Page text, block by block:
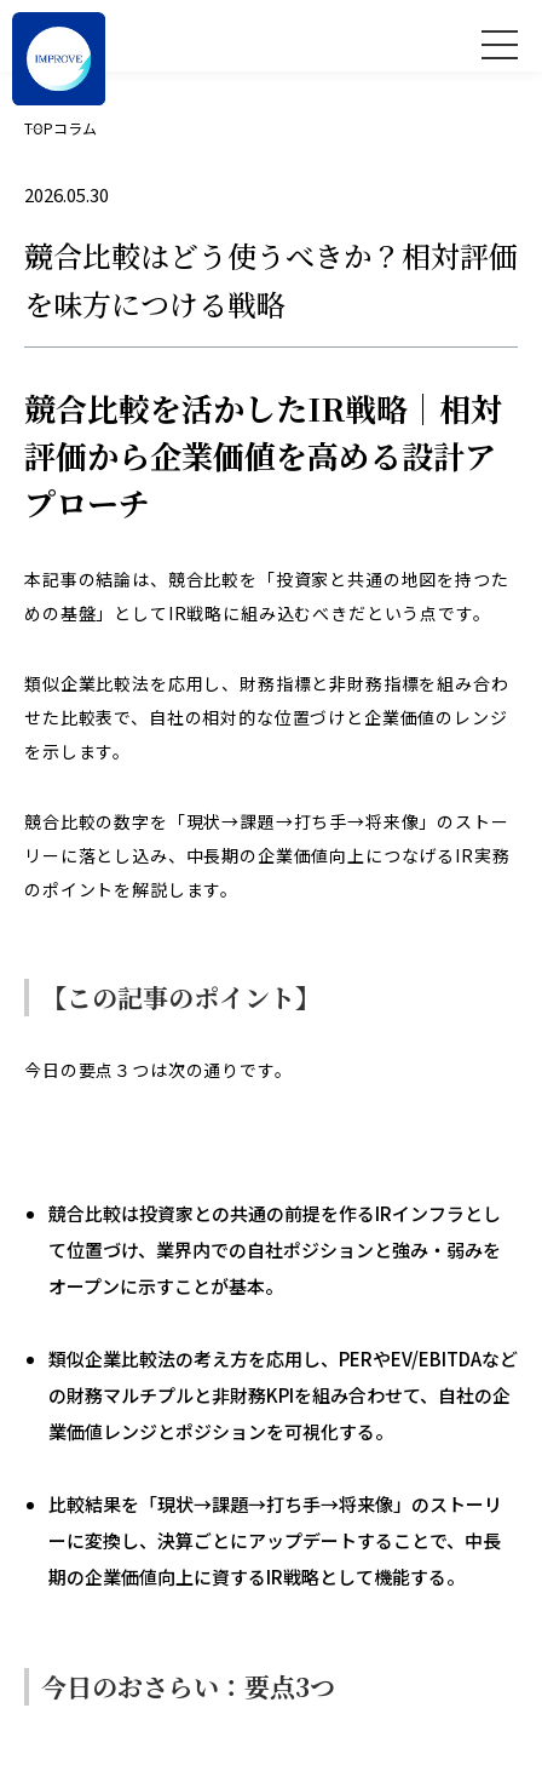
TOPコラム
2026.05.30
競合比較はどう使うべきか？相対評価
を味方につける戦略
競合比較を活かしたIR戦略｜相対
評価から企業価値を高める設計ア
プローチ
本記事の結論は、競合比較を「投資家と共通の地図を持つた
めの基盤」としてIR戦略に組み込むべきだという点です。
類似企業比較法を応用し、財務指標と非財務指標を組み合わ
せた比較表で、自社の相対的な位置づけと企業価値のレンジ
を示します。
競合比較の数字を「現状→課題→打ち手→将来像」のストー
リーに落とし込み、中長期の企業価値向上につなげるIR実務
のポイントを解説します。
【この記事のポイント】
今日の要点３つは次の通りです。
競合比較は投資家との共通の前提を作るIRインフラとし
て位置づけ、業界内での自社ポジションと強み・弱みを
オープンに示すことが基本。
類似企業比較法の考え方を応用し、PERやEV/EBITDAなど
の財務マルチプルと非財務KPIを組み合わせて、自社の企
業価値レンジとポジションを可視化する。
比較結果を「現状→課題→打ち手→将来像」のストーリ
ーに変換し、決算ごとにアップデートすることで、中長
期の企業価値向上に資するIR戦略として機能する。
今日のおさらい：要点3つ